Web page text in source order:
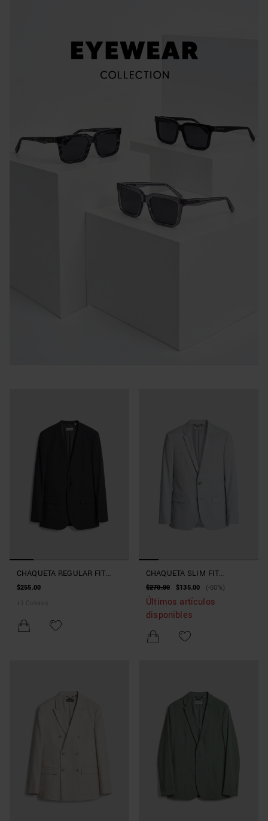
CHAQUETA REGULAR FIT
«ELLIE» DE MEZCLA DE
$255.00
+
Colores
CHAQUETA SLIM FIT
«BONNIE» DE MEZCLA DE
VISCOSA ELÁSTICA CON
MICROPATRÓN
$270.00 $135.00 (-50%)
Últimos artículos
disponibles